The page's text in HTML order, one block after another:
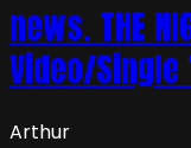
news. THE
Video/Single
Arthur